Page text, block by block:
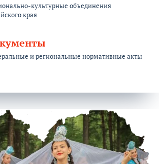
культурные объединения
края
и региональные нормативные акты